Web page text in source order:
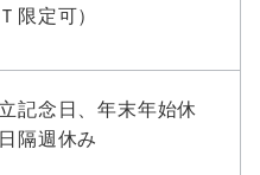
限定可）
記念日、年末年始休
隔週休み